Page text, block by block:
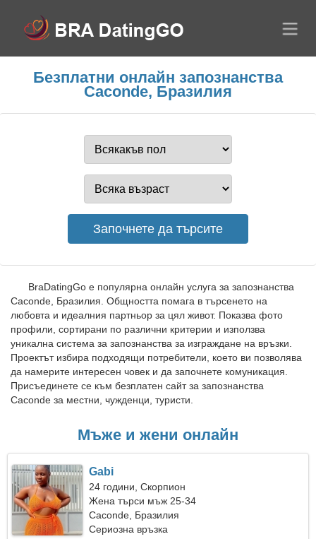
Безплатни онлайн запознанства
Caconde, Бразилия
BraDatingGo е популярна онлайн услуга за запознанства
Caconde, Бразилия. Общността помага в търсенето на
любовта и идеалния партньор за цял живот. Показва фото
профили, сортирани по различни критерии и използва
уникална система за запознанства за изграждане на връзки.
Проектът избира подходящи потребители, което ви позволява
да намерите интересен човек и да започнете комуникация.
Присъединете се към безплатен сайт за запознанства
Caconde за местни, чужденци, туристи.
Мъже и жени онлайн
Gabi
24 години, Скорпион
Жена търси мъж 25-34
Caconde, Бразилия
Сериозна връзка